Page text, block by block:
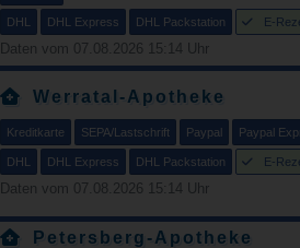
DHL DHL Express DHL Packstation E-
Daten vom 07.08.2026 15:14 Uhr
Werratal-Apotheke
Kreditkarte SEPA/Lastschrift Paypal Paypal
DHL DHL Express DHL Packstation E-
Daten vom 07.08.2026 15:14 Uhr
Petersberg-Apotheke